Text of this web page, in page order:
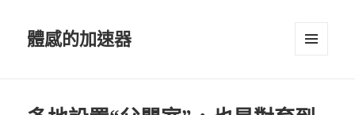
體感的加速器